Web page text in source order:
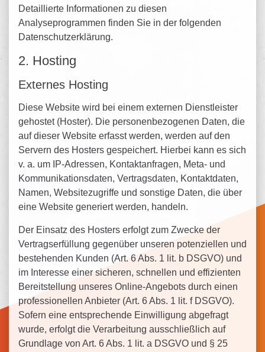
Detaillierte Informationen zu diesen
Analyseprogrammen finden Sie in der folgenden
Datenschutzerklärung.
2. Hosting
Externes Hosting
Diese Website wird bei einem externen Dienstleister
gehostet (Hoster). Die personenbezogenen Daten, die
auf dieser Website erfasst werden, werden auf den
Servern des Hosters gespeichert. Hierbei kann es sich
v. a. um IP-Adressen, Kontaktanfragen, Meta- und
Kommunikationsdaten, Vertragsdaten, Kontaktdaten,
Namen, Websitezugriffe und sonstige Daten, die über
eine Website generiert werden, handeln.
Der Einsatz des Hosters erfolgt zum Zwecke der
Vertragserfüllung gegenüber unseren potenziellen und
bestehenden Kunden (Art. 6 Abs. 1 lit. b DSGVO) und
im Interesse einer sicheren, schnellen und effizienten
Bereitstellung unseres Online-Angebots durch einen
professionellen Anbieter (Art. 6 Abs. 1 lit. f DSGVO).
Sofern eine entsprechende Einwilligung abgefragt
wurde, erfolgt die Verarbeitung ausschließlich auf
Grundlage von Art. 6 Abs. 1 lit. a DSGVO und § 25